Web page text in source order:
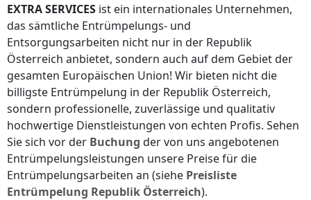
EXTRA SERVICES ist ein internationales Unternehmen,
das sämtliche Entrümpelungs- und
Entsorgungsarbeiten nicht nur in der Republik
Österreich anbietet, sondern auch auf dem Gebiet der
gesamten Europäischen Union! Wir bieten nicht die
billigste Entrümpelung in der Republik Österreich,
sondern professionelle, zuverlässige und qualitativ
hochwertige Dienstleistungen von echten Profis. Sehen
Sie sich vor der Buchung der von uns angebotenen
Entrümpelungsleistungen unsere Preise für die
Entrümpelungsarbeiten an (siehe Preisliste
Entrümpelung Republik Österreich).